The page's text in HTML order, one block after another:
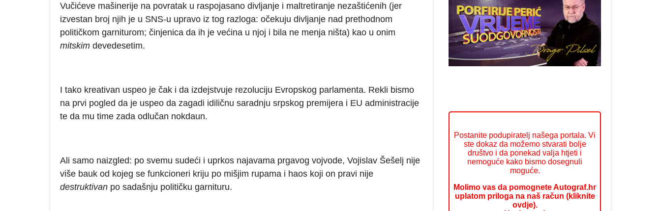
Vučićeve mašinerije na povratak u raspojasano divljanje i maltretiranje nezaštićenih (jer
izvestan broj njih je u SNS-u upravo iz tog razloga: očekuju divljanje nad prethodnom
političkom garniturom; činjenica da ih je većina u njoj i bila ne menja ništa) kao u onim
mitskim devedesetim.
I tako kreativan uspeo je čak i da izdejstvuje rezoluciju Evropskog parlamenta. Rekli bismo
na prvi pogled da je uspeo da zagadi idiličnu saradnju srpskog premijera i EU administracije
te da mu time zada odlučan nokdaun.
Ali samo naizgled: po svemu sudeći i uprkos najavama prgavog vojvode, Vojislav Šešelj nije
više bauk od kojeg se funkcioneri kriju po mišjim rupama i haos koji on pravi nije
destruktivan po sadašnju političku garnituru.
Postanite podupiratelj našega portala. Vi
ste dokaz da možemo stvarati bolje
društvo i da ponekad valja htjeti i
nemoguće kako bismo dosegnuli
moguće.
Molimo vas da pomognete Autograf.hr
uplatom priloga na naš račun (kliknite
ovdje).